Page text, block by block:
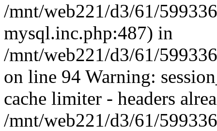
/mnt/web221/d3/61/
mysql.inc.php:487) in
/mnt/web221/d3/61/
on line 94 Warning:
cache limiter - headers
/mnt/web221/d3/61/